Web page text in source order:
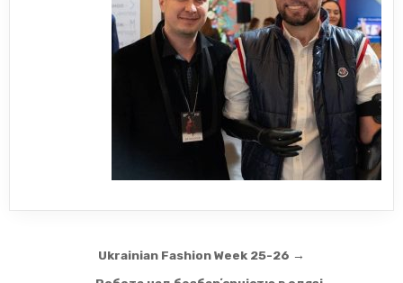
НавігаціяUkrainian Fashion Week 25-26 →